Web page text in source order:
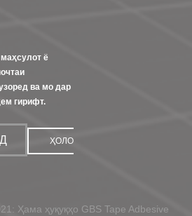
ё
ва мо дар
гирифт.
ҲОЛО
Ҳама ҳуқуқҳо GBS Tape Adbesive